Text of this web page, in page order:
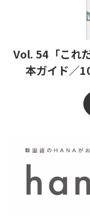
Vol. 54「これ
本ガイド／